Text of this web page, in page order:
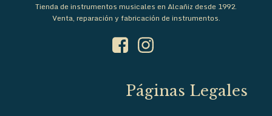
Tienda de instrumentos musicales en Alcañiz desde 1992.
Venta, reparación y fabricación de instrumentos.
Páginas Legales